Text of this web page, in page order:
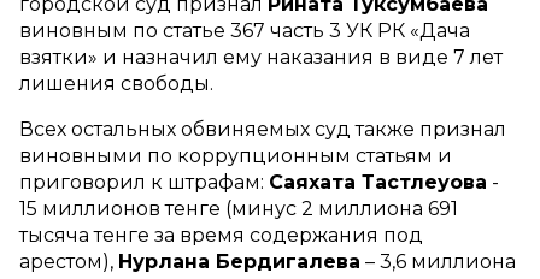
виновным по статье 367 часть 3 УК РК «Дача
взятки» и назначил ему наказания в виде 7 лет
лишения свободы.
Всех остальных обвиняемых суд также признал
виновными по коррупционным статьям и
приговорил к штрафам: Саяхата Тастлеуова -
15 миллионов тенге (минус 2 миллиона 691
тысяча тенге за время содержания под
арестом), Нурлана Бердигалева – 3,6 миллиона